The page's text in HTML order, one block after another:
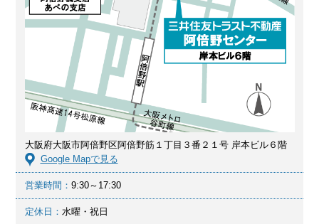
大阪府大阪市阿倍野区阿倍野筋１丁目３番２１号 岸本ビル６階
Google Mapで見る
営業時間： 9:30～17:30
定休日： 水曜・祝日